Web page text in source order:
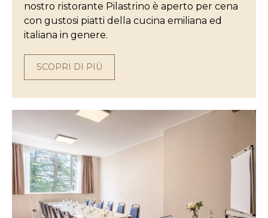
nostro ristorante Pilastrino è aperto per cena
con gustosi piatti della cucina emiliana ed
italiana in genere.
SCOPRI DI PIÙ